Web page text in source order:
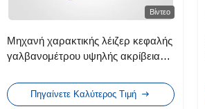
Βίντεο
Μηχανή χαρακτικής λέιζερ κεφαλής
γαλβανομέτρου υψηλής ακρίβειας
Πηγαίνετε Καλύτερος Τιμή